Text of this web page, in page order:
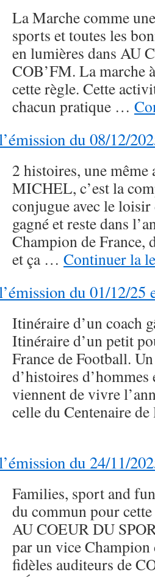
La Marche comme
sports et toutes les
en lumières dans AU
COB’FM. La marche
cette règle. Cette
chacun pratique …
du 08/12/
2 histoires, une
MICHEL, c’est la
conjugue avec le
gagné et reste dans
Champion de France,
et ça … Continuer la
du 01/12/25
Itinéraire d’un coach
Itinéraire d’un petit
France de Football.
d’histoires
viennent de vivre
celle du Centenaire
du 24/11/
Families, sport and
du commun pour
AU COEUR DU
par un vice
fidèles auditeurs de